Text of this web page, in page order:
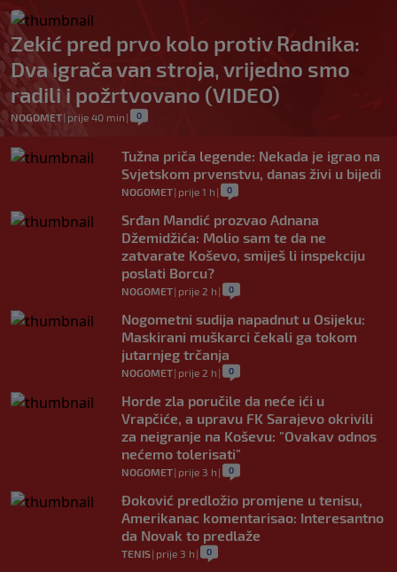
Zekić pred prvo kolo protiv Radnika:
Dva igrača van stroja, vrijedno smo
radili i požrtvovano (VIDEO)
NOGOMET| prije 40 min | 0
Tužna priča legende: Nekada je igrao na
Svjetskom prvenstvu, danas živi u bijedi
NOGOMET| prije 1 h | 0
Srđan Mandić prozvao Adnana
Džemidžića: Molio sam te da ne
zatvarate Koševo, smiješ li inspekciju
poslati Borcu?
NOGOMET| prije 2 h | 0
Nogometni sudija napadnut u Osijeku:
Maskirani muškarci čekali ga tokom
jutarnjeg trčanja
NOGOMET| prije 2 h | 0
Horde zla poručile da neće ići u
Vrapčiće, a upravu FK Sarajevo okrivili
za neigranje na Koševu: "Ovakav odnos
nećemo tolerisati"
NOGOMET| prije 3 h | 0
Đoković predložio promjene u tenisu,
Amerikanac komentarisao: Interesantno
da Novak to predlaže
TENIS| prije 3 h | 0